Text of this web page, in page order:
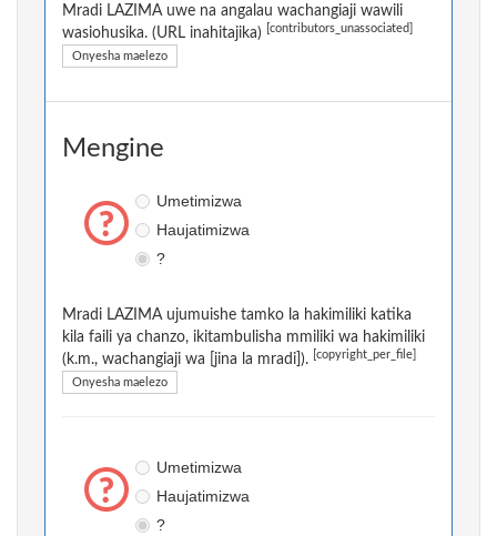
Mradi LAZIMA uwe na angalau wachangiaji wawili
wasiohusika. (URL inahitajika)
[contributors_unassociated]
Onyesha maelezo
Mengine
Umetimizwa
Haujatimizwa
?
Mradi LAZIMA ujumuishe tamko la hakimiliki katika
kila faili ya chanzo, ikitambulisha mmiliki wa hakimiliki
(k.m., wachangiaji wa [jina la mradi]).
[copyright_per_file]
Onyesha maelezo
Umetimizwa
Haujatimizwa
?